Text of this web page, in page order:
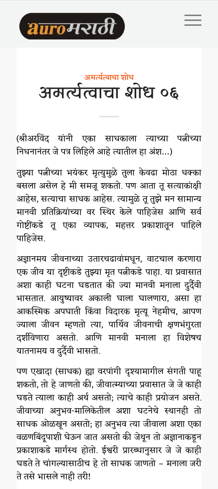
अमर्त्यत्वाचा शोध
अमर्त्यत्वाचा शोध ०६
(श्रीअरविंद यांनी एका साधकाला त्याच्या पत्नीच्या
निधनानंतर जे पत्र लिहिले आहे त्यातील हा अंश…)
तुझ्या पत्नीच्या भयंकर मृत्युमुळे तुला केवढा मोठा धक्का
बसला असेल हे मी समजू शकतो. पण आता तू सत्याकांक्षी
आहेस, सत्याचा साधक आहेस. त्यामुळे तू तुझे मन सामान्य
मानवी प्रतिक्रियांच्या वर स्थिर केले पाहिजेस आणि सर्व
गोष्टींकडे तू एका व्यापक, महत्तर प्रकाशातून पाहिले
पाहिजेस.
अज्ञानमय जीवनाच्या उतारचढावांमधून, वाटचाल करणारा
एक जीव या दृष्टीकडे तुझ्या मृत पत्नीकडे पाहा. या प्रवासात
अशा काही घटना घडतात की ज्या मानवी मनाला दुर्दैवी
भासतात. आयुष्यावर अकाली घाला घालणारा, असा हा
आकस्मिक अपघाती किंवा विदारक मृत्यू नेहमीच, आपण
ज्याला जीवन म्हणतो त्या, पार्थिव जीवनाची क्षणभंगुरता
दर्शविणारा असतो. आणि मानवी मनाला हा विशेषच
यातनामय व दुर्दैवी भासतो.
पण एखादा (साधक) ह्या वरपांगी दृश्यामागील संगती पाहू
शकतो, तो हे जाणतो की, जीवात्म्याच्या प्रवासात जे जे काही
घडते त्याला काही अर्थ असतो; त्याचे काही प्रयोजन असते.
जीवाच्या अनुभव-मालिकेतील अशा घटनेचे स्थानही तो
साधक ओळखून असतो; हा अनुभव त्या जीवाला अशा एका
वळणबिंदूपाशी घेऊन जात असतो की जेथून तो अज्ञानाकडून
प्रकाशाकडे मार्गस्थ होतो. ईश्वरी प्रारब्धानुसार जे जे काही
घडते ते चांगल्यासाठीच हे तो साधक जाणतो – मनाला जरी
ते तसे भासले नाही तरी!